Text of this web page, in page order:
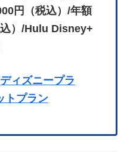
円（税込）/年額
）/Hulu Disney+
ィズニープラ
トプラン